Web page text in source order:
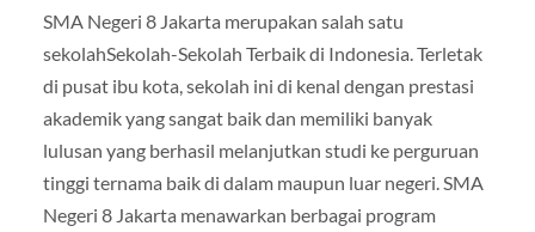
SMA Negeri 8 Jakarta merupakan salah satu
sekolahSekolah-Sekolah Terbaik di Indonesia. Terletak
di pusat ibu kota, sekolah ini di kenal dengan prestasi
akademik yang sangat baik dan memiliki banyak
lulusan yang berhasil melanjutkan studi ke perguruan
tinggi ternama baik di dalam maupun luar negeri. SMA
Negeri 8 Jakarta menawarkan berbagai program